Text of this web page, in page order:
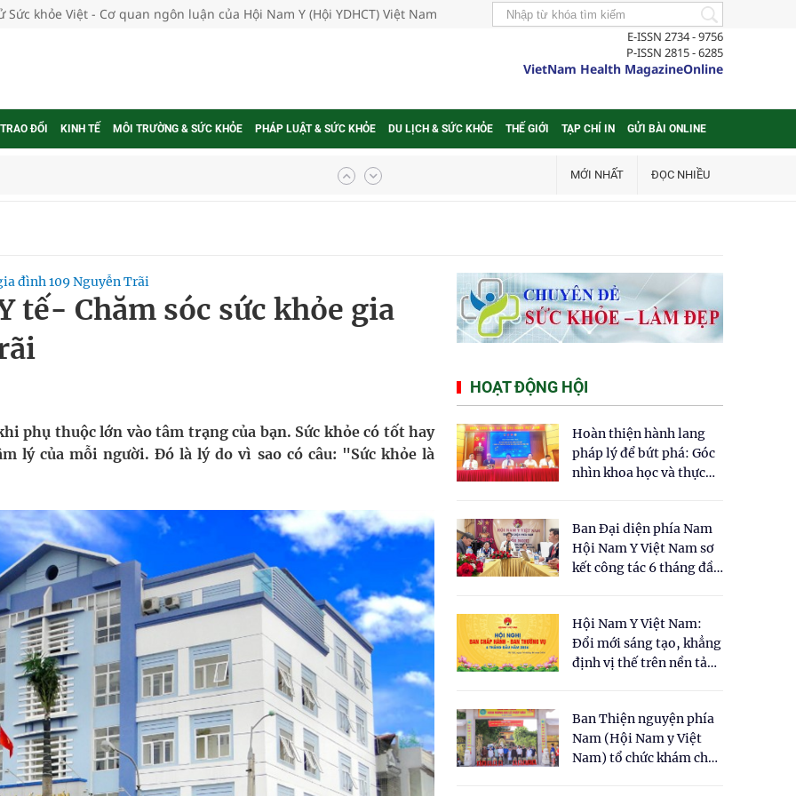
Sức khỏe Việt - Cơ quan ngôn luận của Hội Nam Y (Hội YDHCT) Việt Nam
E-ISSN 2734 - 9756
P-ISSN 2815 - 6285
VietNam Health MagazineOnline
ĐỔI KINH TẾ MÔI TRƯỜNG & SỨC KHỎE PHÁP LUẬT & SỨC KHỎE DU LỊCH & SỨC KHỎE THẾ GIỚI TẠP CHÍ IN GỬI BÀI ONLINE
nhiệt độ cao nhất 35 độ
gia
thực tế
ung thư
thuốc
MỚI NHẤT ĐỌC NHIỀU
đình 109 Nguyễn Trãi
tế- Chăm sóc sức khỏe gia
phụ thuộc lớn vào tâm trạng của bạn. Sức khỏe có tốt hay
lý của mỗi người. Đó là lý do vì sao có câu: "Sức khỏe là
HOẠT ĐỘNG HỘI
Hoàn thiện hành lang
pháp lý để bứt phá: Góc
nhìn khoa học và thực
cho Luật Y dược cổ
truyền Việt Nam"
Ban Đại diện phía Nam
Hội Nam Y Việt Nam sơ
kết công tác 6 tháng đầu
Hội Nam Y Việt Nam:
Đổi mới sáng tạo, khẳng
định vị thế trên nền tảng
Ban Thiện nguyện phía
Nam (Hội Nam y Việt
Nam) tổ chức khám chữa